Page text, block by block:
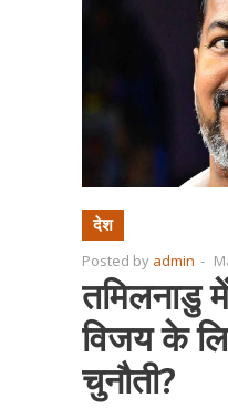
देश
Posted by admin -
तमिलनाडु
विजय के
चुनौती?